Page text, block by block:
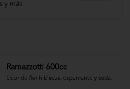
y más
Ramazzotti 600cc
Licor de flor hibiscus, espumante y soda.